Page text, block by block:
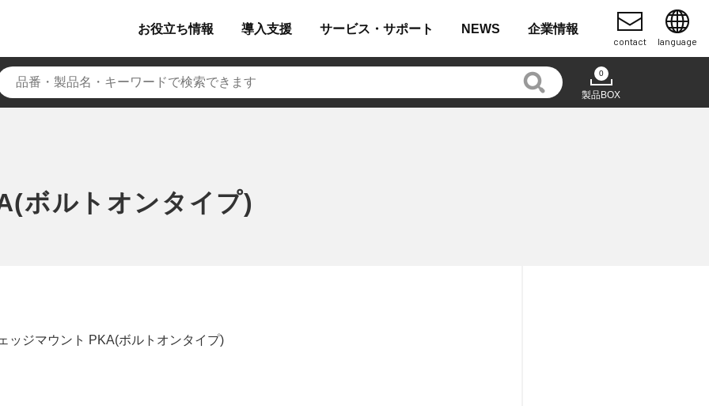
お役立ち情報 導入支援 サービス・ サポート NEWS 企業情報
contact language
0
製品BOX
ボルトオンタイプ)
ッジマウント PKA(ボルトオンタイプ)